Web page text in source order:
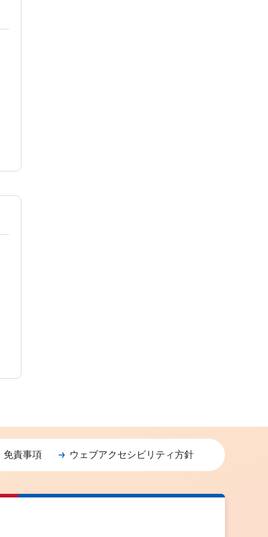
免責事項 ウェブアクセシビリティ方針